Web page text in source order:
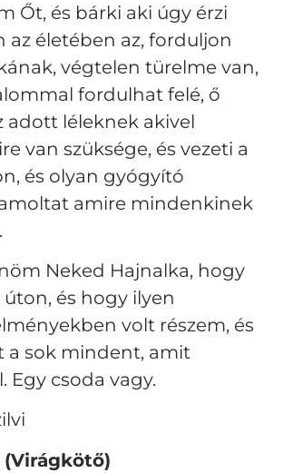
Őt, és bárki aki úgy érzi
az életében az, forduljon
végtelen türelme van,
fordulhat felé, ő
adott léleknek akivel
van szüksége, és vezeti a
és olyan gyógyító
amire mindenkinek
Neked Hajnalka, hogy
és hogy ilyen
volt részem, és
a sok mindent, amit
csoda vagy.
(Virágkötő)